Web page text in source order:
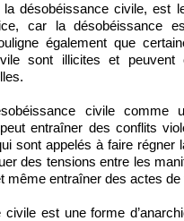
désobéissance civile, est
car la désobéissance
également que
sont illicites et peuvent
civile comme
entraîner des conflits
sont appelés à faire régner
des tensions entre les
même entraîner des actes
civile est une forme